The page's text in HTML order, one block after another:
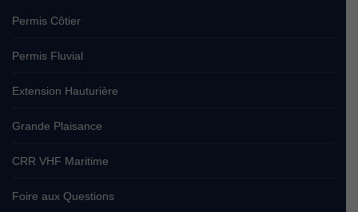
Permis Côtier
Permis Fluvial
Extension Hauturière
Grande Plaisance
CRR VHF Maritime
Foire aux Questions